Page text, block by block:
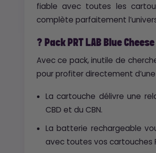
fiable avec toutes les
complète parfaitement
? Pack PRT LAB Blue
Avec ce pack, inutile de
pour profiter directement
La cartouche délivre une
CBD et du CBN.
La batterie rechargeable
avec toutes vos cartouches